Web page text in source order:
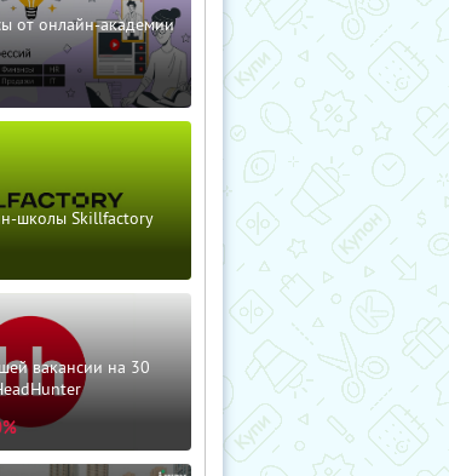
от онлайн-академии
школы Skillfactory
вакансии на 30